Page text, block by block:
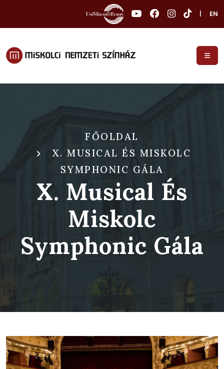
EN
FŐOLDAL
X. MUSICAL ÉS MISKOLC
SYMPHONIC GÁLA
X. Musical És
Miskolc
Symphonic Gála